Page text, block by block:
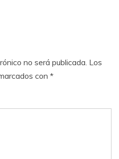
no será publicada. Los
con *